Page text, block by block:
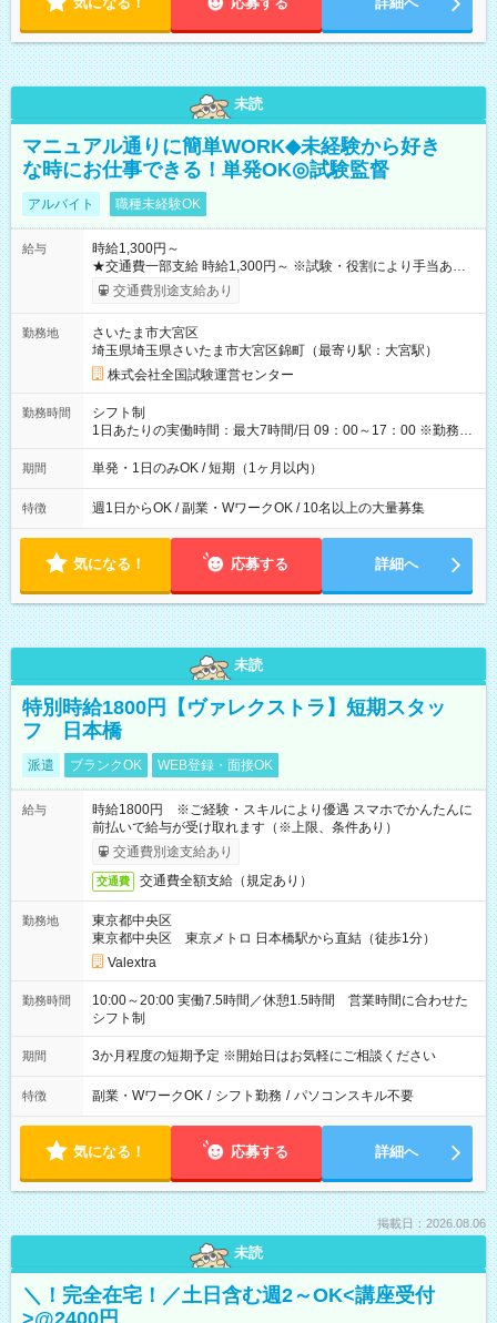
未読
マニュアル通りに簡単WORK◆未経験から好き
な時にお仕事できる！単発OK◎試験監督
アルバイト 職種未経験OK
給与
時給1,300円～
★交通費一部支給 時給1,300円～ ※試験・役割により手当あり
※勤務回数により昇給あり 【即給（前払い）オプションあ
り！】 希望される場合、勤務から1週間ほどで給与の一部を受け
例】 ・河合塾模擬試験 8:30～17:30（休憩1時間） 時給1,300円
×8時間＝日収10,400円＋交通費 ※当日の役割により時給＋100
円の場合あり ・国家試験 7:00～13:30（休憩なし） 時給1,300
円（役割手当＋100円）×6時間＝日収8,400円＋交通費 【試用期
間】試用期間なし
交通費別途支給あり
勤務地
さいたま市大宮区
埼玉県埼玉県さいたま市大宮区錦町（最寄り駅：大宮駅）
株式会社全国試験運営センター
勤務時間
シフト制
1日あたりの実働時間：最大7時間/日 09：00～17：00 ※勤務時
間は 試験により異なります。
期間 単発・1日のみOK / 短期（1ヶ月以内）
特徴 週1日からOK / 副業・WワークOK / 10名以上の大量募集
気になる！ 応募する 詳細へ
未読
特別時給1800円【ヴァレクストラ】短期スタッ
フ 日本橋
派遣 ブランクOK WEB登録・面接OK
給与
時給1800円 ※ご経験・スキルにより優遇 スマホでかんたんに
前払いで給与が受け取れます（※上限、条件あり）
交通費別途支給あり
交通費 交通費全額支給（規定あり）
勤務地
東京都中央区
東京都中央区 東京メトロ 日本橋駅から直結（徒歩1分）
Valextra
勤務時間
10:00～20:00 実働7.5時間／休憩1.5時間 営業時間に合わせた
シフト制
期間 3か月程度の短期予定 ※開始日はお気軽にご相談ください
特徴 副業・WワークOK / シフト勤務 / パソコンスキル不要
気になる！ 応募する 詳細へ
掲載日：2026.08.06
未読
＼！完全在宅！／土日含む週2～OK<講座受付
>@2400円